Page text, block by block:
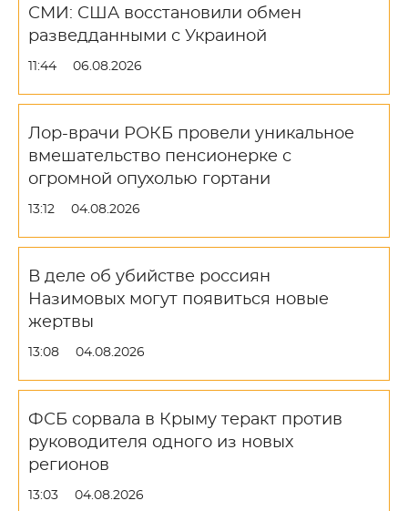
СМИ: США восстановили обмен
разведданными с Украиной
11:44 06.08.2026
Лор-врачи РОКБ провели уникальное
вмешательство пенсионерке с
огромной опухолью гортани
13:12 04.08.2026
В деле об убийстве россиян
Назимовых могут появиться новые
жертвы
13:08 04.08.2026
ФСБ сорвала в Крыму теракт против
руководителя одного из новых
регионов
13:03 04.08.2026